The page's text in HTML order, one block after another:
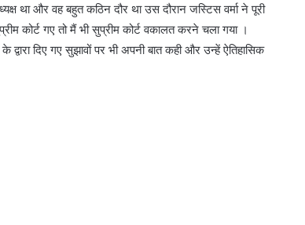
था और वह बहुत कठिन दौर था उस दौरान जस्टिस वर्मा ने पूरी
कोर्ट गए तो मैं भी सुप्रीम कोर्ट वकालत करने चला गया ।
द्वारा दिए गए सुझावों पर भी अपनी बात कही और उन्हें ऐतिहासिक